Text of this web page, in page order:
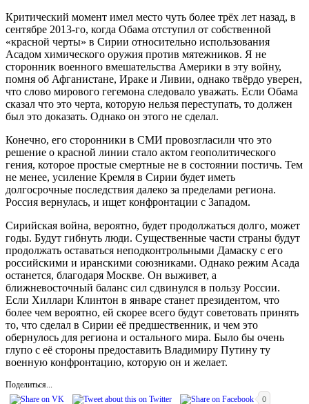
Критический момент имел место чуть более трёх лет назад, в
сентябре 2013-го, когда Обама отступил от собственной
«красной черты» в Сирии относительно использования
Асадом химического оружия против мятежников. Я не
сторонник военного вмешательства Америки в эту войну,
помня об Афганистане, Ираке и Ливии, однако твёрдо уверен,
что слово мирового гегемона следовало уважать. Если Обама
сказал что это черта, которую нельзя переступать, то должен
был это доказать. Однако он этого не сделал.
Конечно, его сторонники в СМИ провозгласили что это
решение о красной линии стало актом геополитического
гения, которое простые смертные не в состоянии постичь. Тем
не менее, усиление Кремля в Сирии будет иметь
долгосрочные последствия далеко за пределами региона.
Россия вернулась, и ищет конфронтации с Западом.
Сирийская война, вероятно, будет продолжаться долго, может
годы. Будут гибнуть люди. Существенные части страны будут
продолжать оставаться неподконтрольными Дамаску с его
российскими и иранскими союзниками. Однако режим Асада
останется, благодаря Москве. Он выживет, а
ближневосточный баланс сил сдвинулся в пользу России.
Если Хиллари Клинтон в январе станет президентом, что
более чем вероятно, ей скорее всего будут советовать принять
то, что сделал в Сирии её предшественник, и чем это
обернулось для региона и остального мира. Было бы очень
глупо с её стороны предоставить Владимиру Путину ту
военную конфронтацию, которую он и желает.
Поделиться...
0